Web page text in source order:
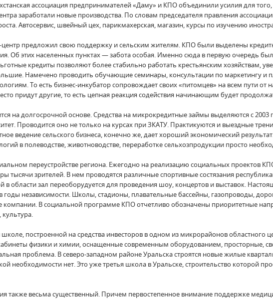
ассоциация предпринимателей «Даму» и КПО объединили усилия для
заработали новые производства. По словам председателя правления
Автосервис, швейный цех, парикмахерская, магазин, курсы по изучению
центр предложил свою поддержку и сельским жителям. КПО были выделены
Об этих населенных пунктах — забота особая. Именно сюда в первую очередь
кредиты позволяют более стабильно работать крестьянским хозяйствам,
Намечено проводить обучающие семинары, консультации по маркетингу
То есть бизнес-инкубатор сопровождает своих «питомцев» на всем пути
придут другие, то есть цепная реакция содействия начинающим будет
на долгосрочной основе. Средства на микрокредитные займы выделяются с
Проводится оно не только на курсах при ЗКАТУ. Практикуются и выездные
ведение сельского бизнеса, конечно же, дает хороший экономический
в полеводстве, животноводстве, переработке сельхозпродукции просто
переустройстве региона. Ежегодно на реализацию социальных проектов
тысячи зрителей. В нем проводятся различные спортивные состязания
области зал переоборудуется для проведения шоу, концертов и выставок.
годы независимости. Школы, стадионы, плавательные бассейны, газопроводы,
компании. В социальной программе КПО отчетливо обозначены приоритетные
культура.
построенной на средства инвесторов в одном из микрорайонов областного
физики и химии, оснащенные современным оборудованием, просторные,
проблема. В северо-западном районе Уральска строятся новые жилые
необходимости нет. Это уже третья школа в Уральске, строительство
также весьма существенный. Причем первостепенное внимание поддержке